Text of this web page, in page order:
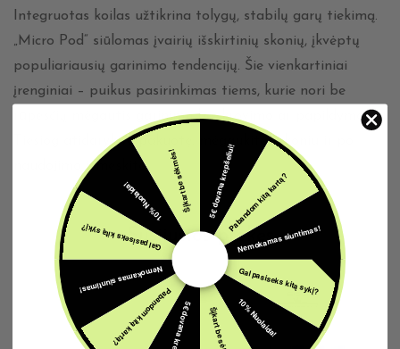
Integruotas koilas užtikrina tolygų, stabilų garų tiekimą.
„Micro Pod“ siūlomas įvairių išskirtinių skonių, įkvėptų
populiariausių garinimo tendencijų. Šie vienkartiniai
įrenginiai – puikus pasirinkimas tiems, kurie nori be
rūpesčių mėgautis garinimu be įkrovimo ar papildymo.
Tiesiog atidarykite pakuotę, mėgaukitės skoniu ir po
naudojimo išmeskite.
Susijusios prekės
IŠPARDUOTA IŠPARDUOTA
5€ dovana krepšeliui!Pabandom kitą kartą?
Nemokamas siuntimas!
Gal pasiseks kitą sykį?
10% Nuolaida!
Pabandom kitą kartą?
Nemokamas siuntimas!
Gal pasiseks kitą sykį?
10% Nuolaida!Šįkart be sėkmės!